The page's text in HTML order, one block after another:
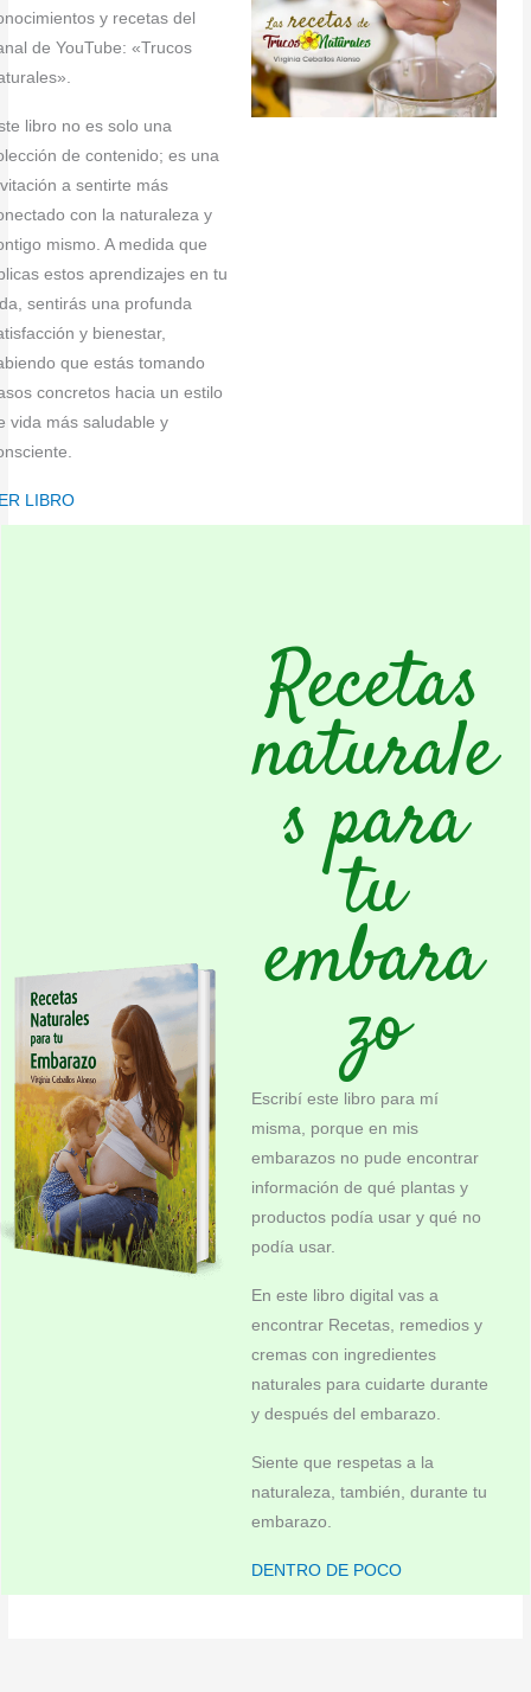
y recetas del
de YouTube: «Trucos
libro no es solo una
de contenido; es una
a sentirte más
con la naturaleza y
mismo. A medida que
estos aprendizajes en tu
sentirás una profunda
y bienestar,
que estás tomando
concretos hacia un estilo
vida más saludable y
LIBRO
Recetas
naturale
s para
tu
embara
zo
Escribí este libro para mí
misma, porque en mis
embarazos no pude encontrar
información de qué plantas y
productos podía usar y qué no
podía usar.
En este libro digital vas a
encontrar Recetas, remedios y
cremas con ingredientes
naturales para cuidarte durante
y después del embarazo.
Siente que respetas a la
naturaleza, también, durante tu
embarazo.
DENTRO DE POCO